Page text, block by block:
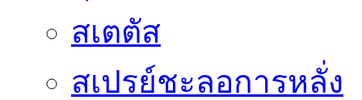
สเตตัส
สเปรย์ชะลอการหลั่ง